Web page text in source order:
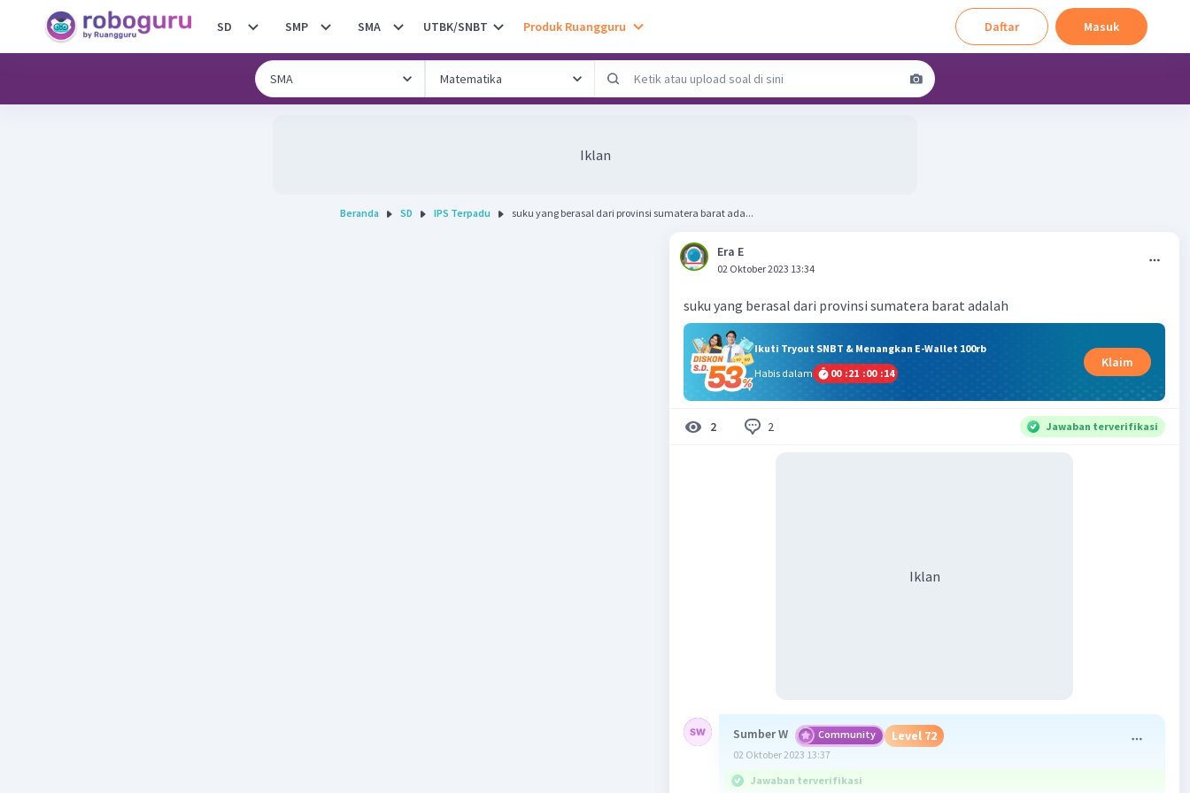
SD SMP SMA UTBK/SNBT Produk Ruangguru Daftar Masuk
Iklan
Beranda SD IPS Terpadu suku yang berasal dari provinsi sumatera barat ada...
Era E
02 Oktober 2023 13:34
suku yang berasal dari provinsi sumatera barat adalah
Ikuti Tryout SNBT & Menangkan E-Wallet 100rb
Habis dalam
00 :21 :00 :14
Klaim
2 2 Jawaban terverifikasi
Iklan
Sumber W Community Level 72
02 Oktober 2023 13:37
Jawaban terverifikasi